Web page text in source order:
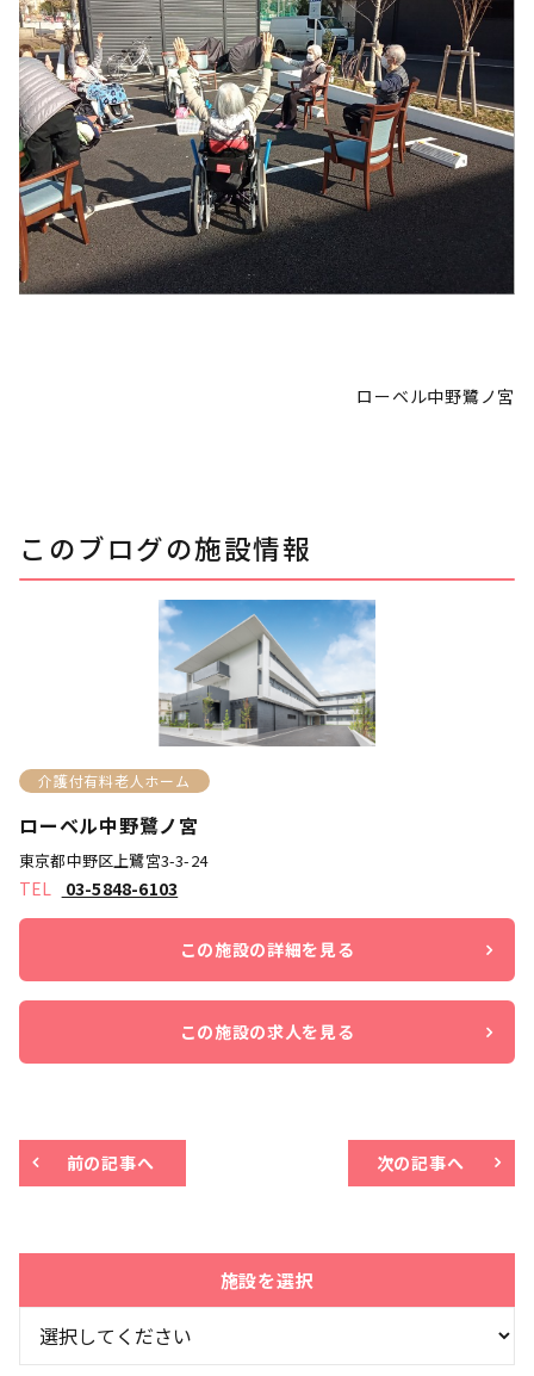
ローベル中野鷺ノ宮
このブログの施設情報
介護付有料老人ホーム
ローベル中野鷺ノ宮
東京都中野区上鷺宮3-3-24
03-5848-6103
この施設の詳細を見る
この施設の求人を見る
前の記事へ 次の記事へ
施設を選択